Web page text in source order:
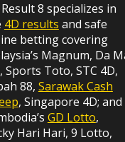
8 specializes in
4D results and safe
betting covering
Magnum, Da
Sports Toto, STC 4D,
88, Sarawak Cash
, Singapore 4D; and
GD Lotto,
Hari Hari, 9 Lotto,